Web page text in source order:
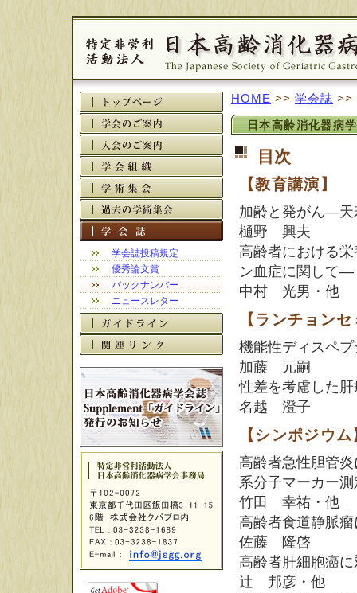
学会誌投稿規定
優秀論文賞
バックナンバー
ニュースレター
HOME >> 学会誌 >>
日本高齢消化器
目次
【教育講演】
加齢と発がん―
樋野 興夫
高齢者における
ン血症に関して―
中村 光男・他
【ランチョン
機能性ディスペ
加藤 元嗣
性差を考慮した
名越 澄子
【シンポジウム
高齢者急性胆管
系分子マーカー
竹田 幸祐・他
高齢者食道静脈
佐藤 隆啓
高齢者肝細胞癌
辻 邦彦・他